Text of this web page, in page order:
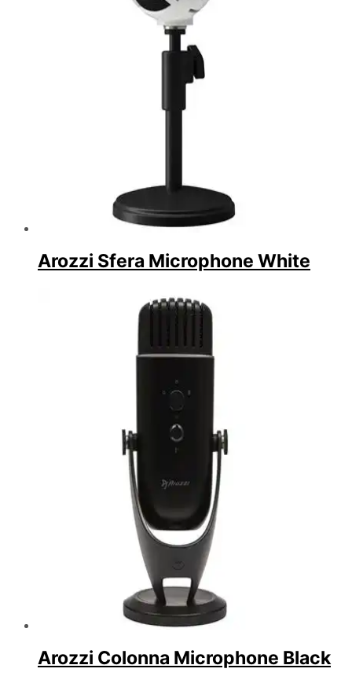
Arozzi Sfera Microphone White
Arozzi Colonna Microphone Black